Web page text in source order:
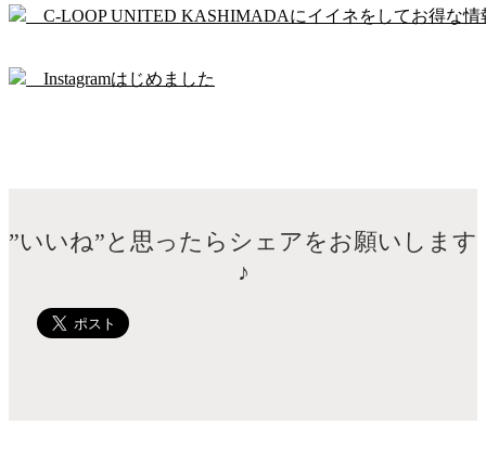
C-LOOP UNITED KASHIMADAにイイネをしてお得な情
Instagramはじめました
”いいね”と思ったらシェアをお願いします
♪